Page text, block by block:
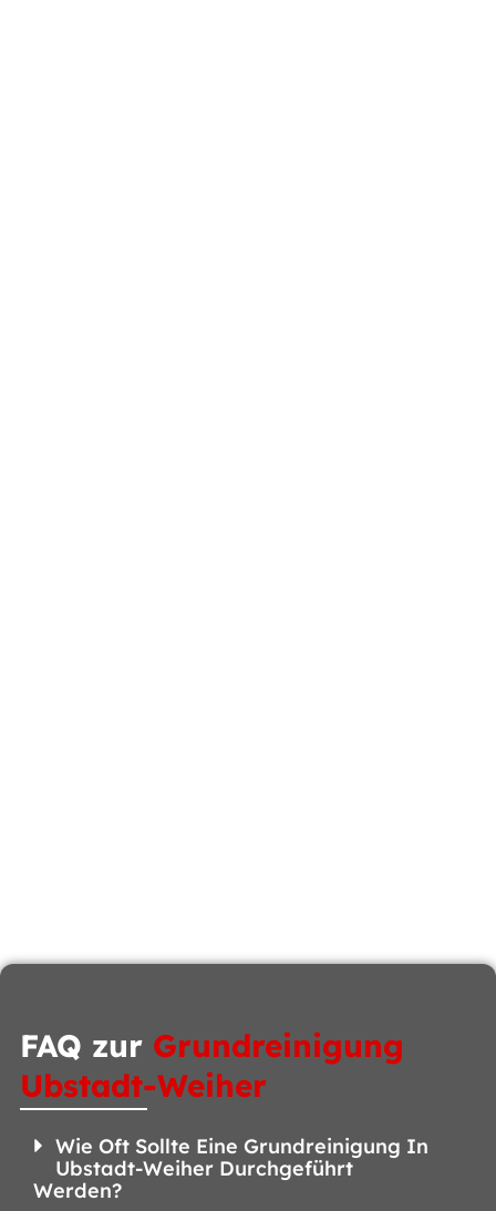
FAQ zur Grundreinigung
Ubstadt-Weiher
Wie Oft Sollte Eine Grundreinigung In
Ubstadt-Weiher Durchgeführt
Werden?